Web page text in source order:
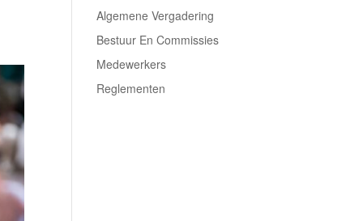
Algemene Vergadering
Bestuur En Commissies
Medewerkers
Reglementen